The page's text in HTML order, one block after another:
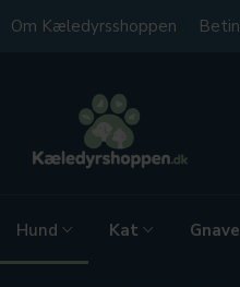
Om Kæledyrsshoppen
Hund Kat